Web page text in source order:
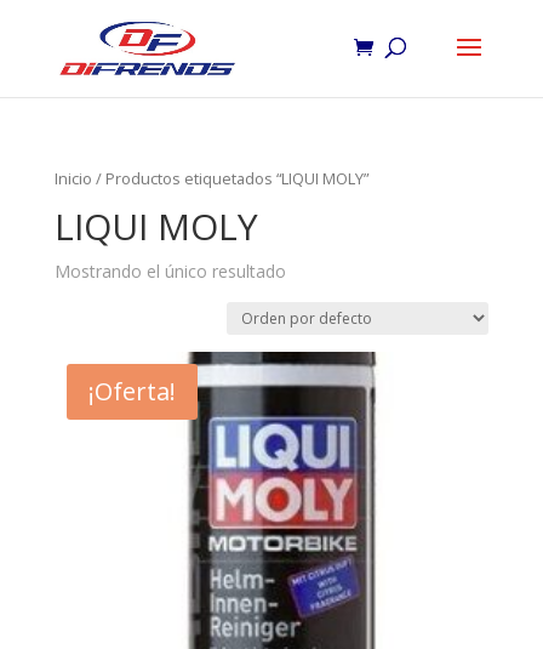
Inicio / Productos etiquetados “LIQUI MOLY”
LIQUI MOLY
Mostrando el único resultado
¡Oferta!